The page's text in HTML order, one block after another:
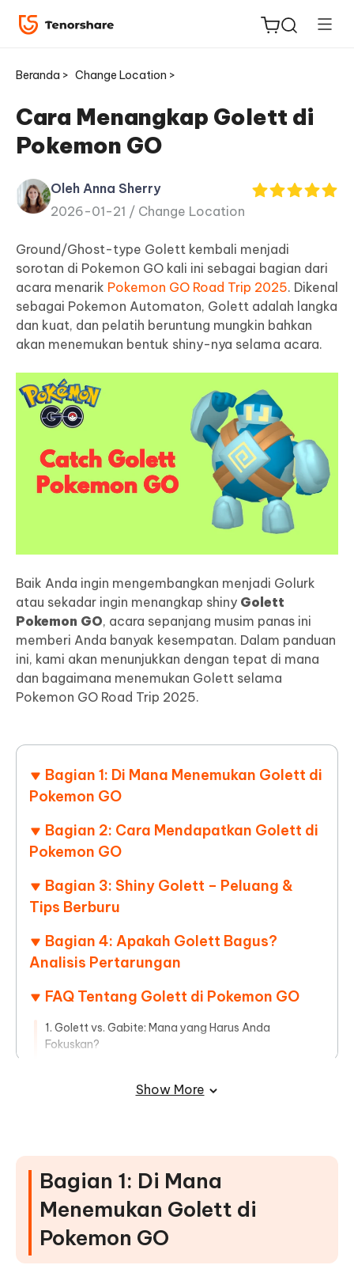
untuk
iOS
Tenorshare
PDNob
Baru
iAnyGo
Beranda > Change Location >
Cara Menangkap Golett di
Pokemon GO
Oleh Anna Sherry
2026-01-21 / Change Location
Ground/Ghost-type Golett kembali menjadi
sorotan di Pokemon GO kali ini sebagai bagian dari
acara menarik Pokemon GO Road Trip 2025. Dikenal
sebagai Pokemon Automaton, Golett adalah langka
dan kuat, dan pelatih beruntung mungkin bahkan
akan menemukan bentuk shiny-nya selama acara.
Baik Anda ingin mengembangkan menjadi Golurk
atau sekadar ingin menangkap shiny Golett
Pokemon GO, acara sepanjang musim panas ini
memberi Anda banyak kesempatan. Dalam panduan
ini, kami akan menunjukkan dengan tepat di mana
dan bagaimana menemukan Golett selama
Pokemon GO Road Trip 2025.
Bagian 1: Di Mana Menemukan Golett di
Pokemon GO
Bagian 2: Cara Mendapatkan Golett di
Pokemon GO
Bagian 3: Shiny Golett – Peluang &
Tips Berburu
Bagian 4: Apakah Golett Bagus?
Analisis Pertarungan
FAQ Tentang Golett di Pokemon GO
1. Golett vs. Gabite: Mana yang Harus Anda
Fokuskan?
3. Seberapa Langka Golett Liar?
Show More
Bagian 1: Di Mana
Menemukan Golett di
Pokemon GO